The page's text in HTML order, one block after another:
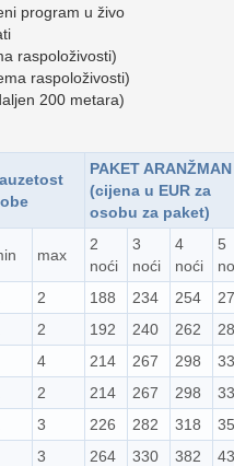
program u živo
raspoloživosti)
raspoloživosti)
200 metara)
PAKET ARANŽMAN
(cijena u EUR za
osobu za paket)
max
2
noći
3
noći
4
noći
5
2 188 234 254
2 192 240 262
4 214 267 298
2 214 267 298
3 226 282 318
3 264 330 382